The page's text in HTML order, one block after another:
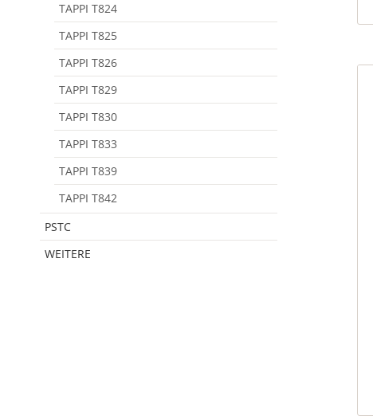
TAPPI T824
TAPPI T825
TAPPI T826
TAPPI T829
TAPPI T830
TAPPI T833
TAPPI T839
TAPPI T842
PSTC
WEITERE